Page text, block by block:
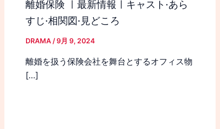
離婚保険 ㅣ最新情報ㅣキャスト·あら
すじ·相関図·見どころ
DRAMA/9月 9, 2024
離婚を扱う保険会社を舞台とするオフィス物
[…]